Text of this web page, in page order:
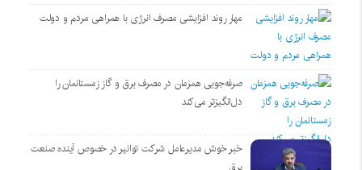
مهار روند افزایشی مصرف انرژی با همراهی مردم و دولت
صرفه‌جویی همزمان در مصرف برق و گاز زمستانمان را
دل‌انگیزتر می‌کند
خبر خوش مدیرعامل شرکت توانیر در خصوص آینده صنعت